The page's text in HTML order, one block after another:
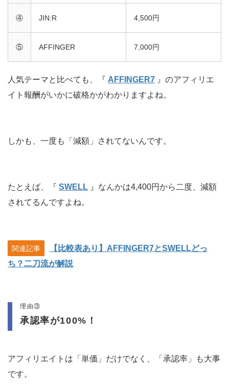
④ JIN:R 4,500円
⑤ AFFINGER 7,000円
人気テーマと比べても、『 AFFINGER7 』のアフィリエ
イト報酬がいかに破格かがわかりますよね。
しかも、一度も「減額」されてないんです。
たとえば、『 SWELL 』なんかは4,400円から二度、減額
されてるんですよね。
関連記事
【比較表あり】AFFINGER7とSWELLどっ
ち？二刀流が解説
理由③
承認率が100%！
アフィリエイトは「単価」だけでなく、「承認率」も大事
です。